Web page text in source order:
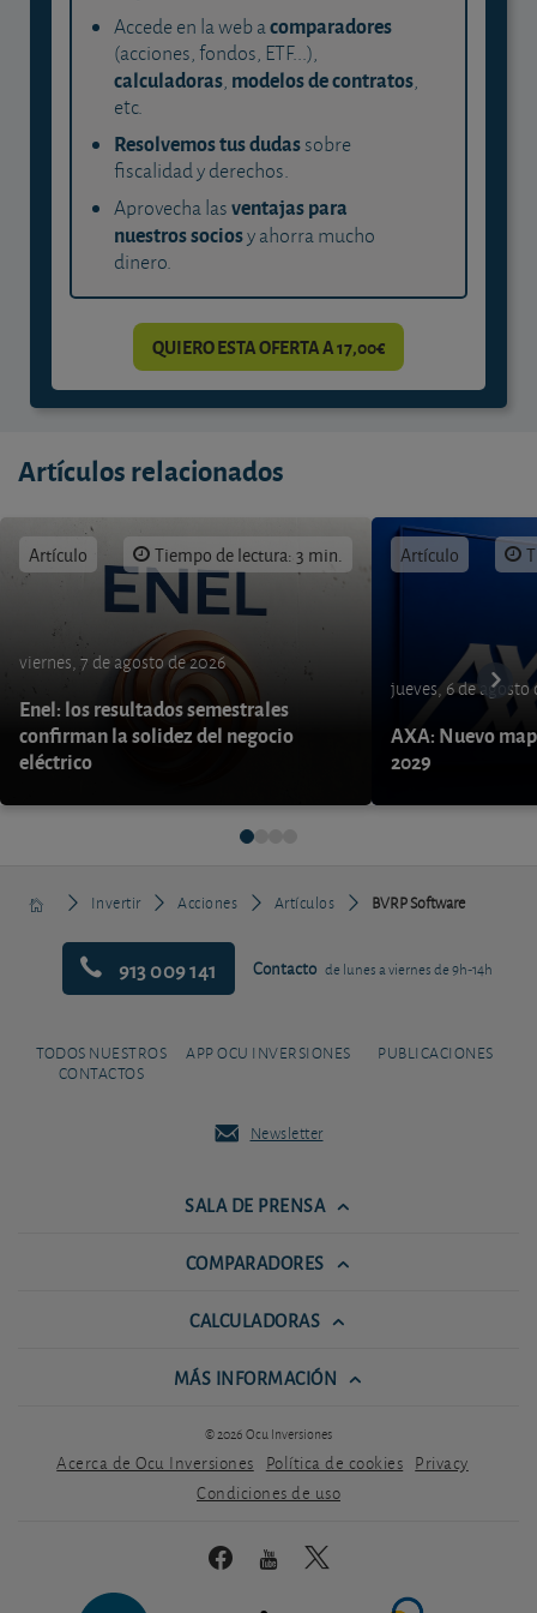
Accede en la web acomparadores
(acciones, fondos, ETF...),
calculadoras, modelos de contratos,
etc.
Resolvemos tus dudassobre
fiscalidad y derechos.
Aprovecha lasventajas para
nuestros sociosy ahorra mucho
dinero.
QUIERO ESTA OFERTA A 17,00€
Artículos relacionados
Artículo Tiempo de lectura: 3 min.
viernes, 7 de agosto de 2026
Enel: los resultados semestrales
confirman la solidez del negocio
eléctrico
Artículo
jueves, 6 de agosto
AXA: Nuevo
2029
Invertir Acciones Artículos BVRP Software
913 009 141 Contacto de lunes a viernes de 9h-14h
TODOS NUESTROS
CONTACTOS
APP OCU INVERSIONES PUBLICACIONES
Newsletter
SALA DE PRENSA
COMPARADORES
CALCULADORAS
MÁS INFORMACIÓN
© 2026 Ocu Inversiones
Acerca de Ocu Inversiones Política de cookies Privacy
Condiciones de uso